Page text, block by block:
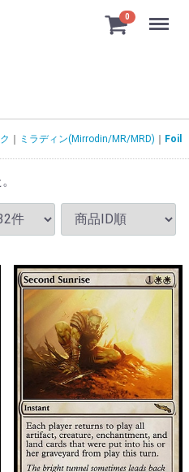
0 Menu
ミラディン(Mirrodin/MR/MRD) Foil